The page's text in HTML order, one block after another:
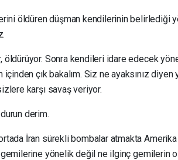
öldüren düşman kendilerinin belirlediği
öldürüyor. Sonra kendileri idare edecek
çık bakalım. Siz ne ayaksınız
karşı savaş veriyor.
derim.
İran sürekli bombalar atmakta
yönelik değil ne ilginç gemilerin